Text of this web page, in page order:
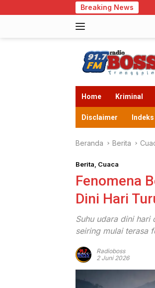
ke
Breaking News
Home Kriminal
Disclaimer Indeks
Beranda Berita
Berita Cuaca
Fenomena
Dini Hari
Suhu udara dini hari
seiring mulai terasa
Radioboss
2 Juni 2026